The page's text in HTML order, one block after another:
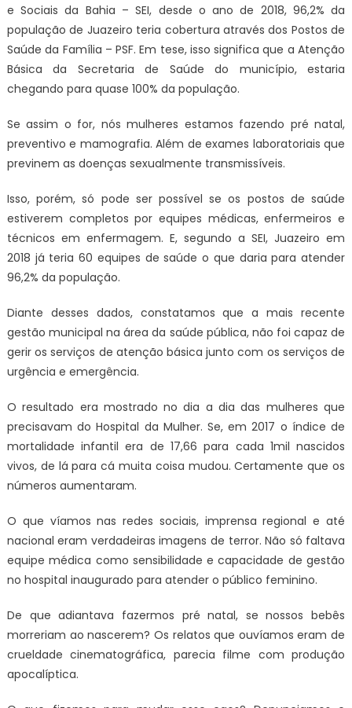
e Sociais da Bahia – SEI, desde o ano de 2018, 96,2% da
população de Juazeiro teria cobertura através dos Postos de
Saúde da Família – PSF. Em tese, isso significa que a Atenção
Básica da Secretaria de Saúde do município, estaria
chegando para quase 100% da população.
Se assim o for, nós mulheres estamos fazendo pré natal,
preventivo e mamografia. Além de exames laboratoriais que
previnem as doenças sexualmente transmissíveis.
Isso, porém, só pode ser possível se os postos de saúde
estiverem completos por equipes médicas, enfermeiros e
técnicos em enfermagem. E, segundo a SEI, Juazeiro em
2018 já teria 60 equipes de saúde o que daria para atender
96,2% da população.
Diante desses dados, constatamos que a mais recente
gestão municipal na área da saúde pública, não foi capaz de
gerir os serviços de atenção básica junto com os serviços de
urgência e emergência.
O resultado era mostrado no dia a dia das mulheres que
precisavam do Hospital da Mulher. Se, em 2017 o índice de
mortalidade infantil era de 17,66 para cada 1mil nascidos
vivos, de lá para cá muita coisa mudou. Certamente que os
números aumentaram.
O que víamos nas redes sociais, imprensa regional e até
nacional eram verdadeiras imagens de terror. Não só faltava
equipe médica como sensibilidade e capacidade de gestão
no hospital inaugurado para atender o público feminino.
De que adiantava fazermos pré natal, se nossos bebês
morreriam ao nascerem? Os relatos que ouvíamos eram de
crueldade cinematográfica, parecia filme com produção
apocalíptica.